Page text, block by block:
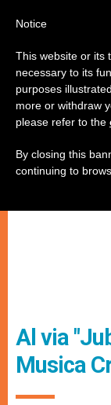
Al via
Musica
Notice
This website or its
necessary to its
purposes
more or withdraw
please refer to the
By closing this
continuing to